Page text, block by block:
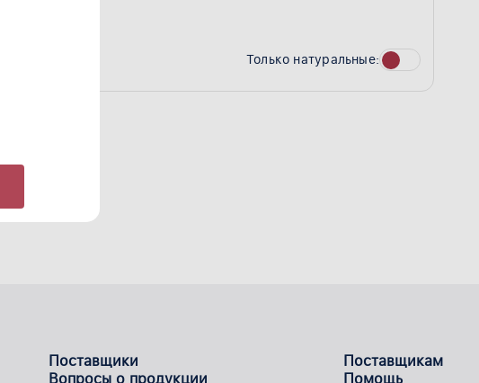
Только натуральные:
Поставщики
Вопросы о продукции
Поставщикам
Помощь